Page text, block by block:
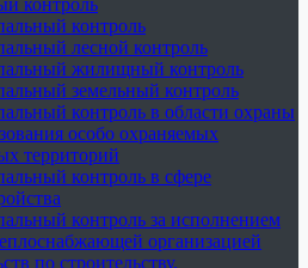
контроль
контроль
лесной контроль
жилищный контроль
земельный контроль
контроль в области охраны
особо охраняемых
территорий
контроль в сфере
контроль за исполнением
организацией
по строительству,